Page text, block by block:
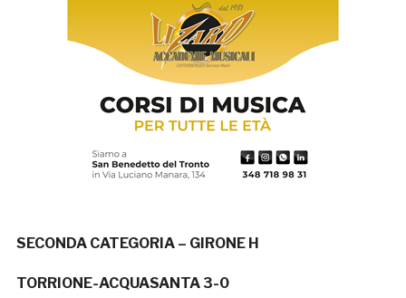
SECONDA CATEGORIA – GIRONE H
TORRIONE-ACQUASANTA 3-0